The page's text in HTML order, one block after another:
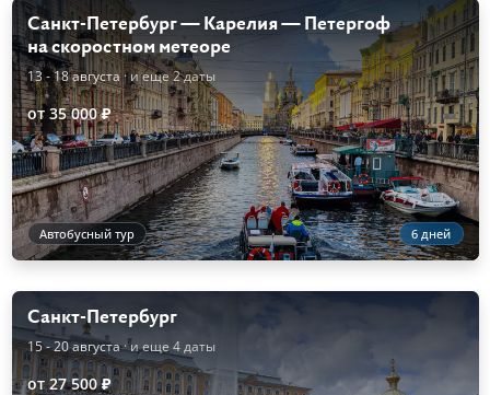
Санкт-Петербург — Карелия — Петергоф
на скоростном метеоре
13 - 18 августа· и еще 2 даты
от 35 000 ₽
Автобусный тур 6 дней
Санкт-Петербург
15 - 20 августа· и еще 4 даты
от 27 500 ₽